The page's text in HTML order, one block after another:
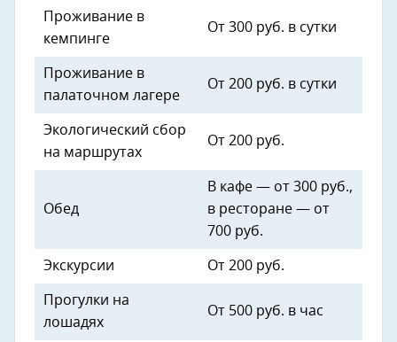
Проживание в
кемпинге
От 300 руб. в сутки
Проживание в
палаточном лагере
От 200 руб. в сутки
Экологический сбор
на маршрутах
От 200 руб.
Обед
В кафе — от 300 руб.,
в ресторане — от
700 руб.
Экскурсии От 200 руб.
Прогулки на
лошадях
От 500 руб. в час